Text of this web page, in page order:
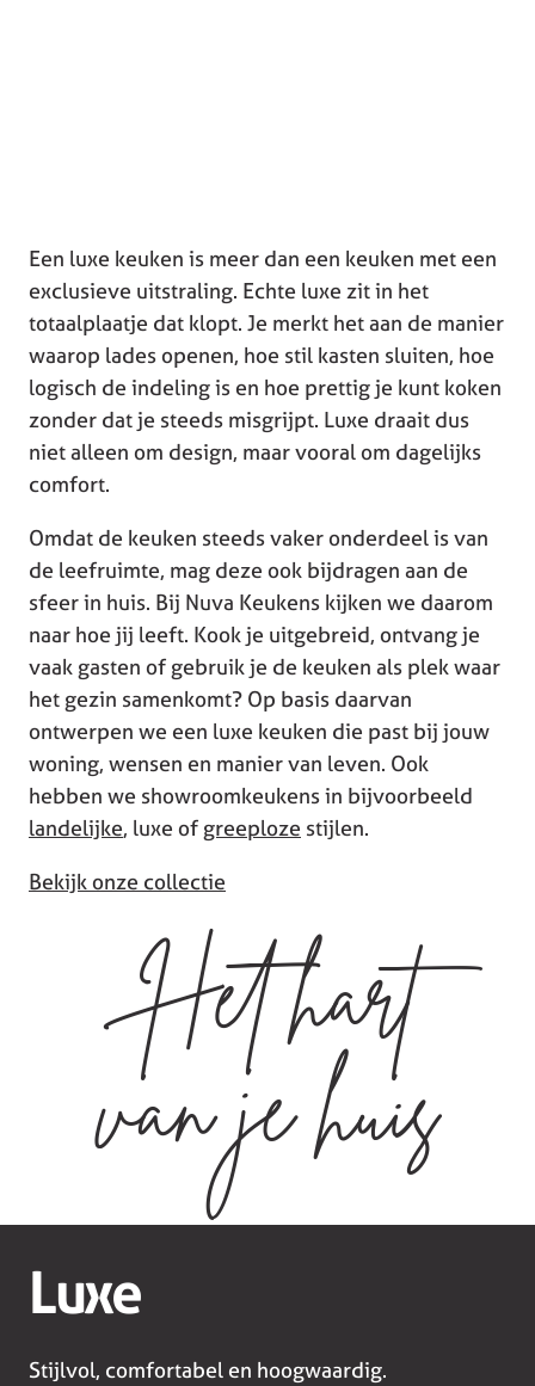
Een luxe keuken is meer dan een keuken met een
exclusieve uitstraling. Echte luxe zit in het
totaalplaatje dat klopt. Je merkt het aan de manier
waarop lades openen, hoe stil kasten sluiten, hoe
logisch de indeling is en hoe prettig je kunt koken
zonder dat je steeds misgrijpt. Luxe draait dus
niet alleen om design, maar vooral om dagelijks
comfort.
Omdat de keuken steeds vaker onderdeel is van
de leefruimte, mag deze ook bijdragen aan de
sfeer in huis. Bij Nuva Keukens kijken we daarom
naar hoe jij leeft. Kook je uitgebreid, ontvang je
vaak gasten of gebruik je de keuken als plek waar
het gezin samenkomt? Op basis daarvan
ontwerpen we een luxe keuken die past bij jouw
woning, wensen en manier van leven. Ook
hebben we showroomkeukens in bijvoorbeeld
landelijke, luxe of greeploze stijlen.
Bekijk onze collectie
Het hart
van je huis
Luxe
Stijlvol, comfortabel en hoogwaardig.